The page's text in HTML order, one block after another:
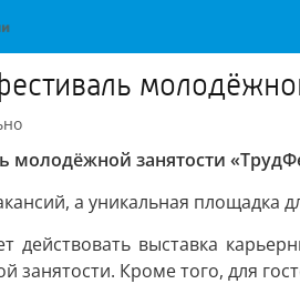
молодёжной занятости
а уникальная площадка
действовать выставка
занятости. Кроме того, для